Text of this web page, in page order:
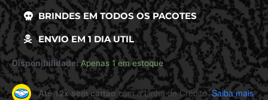
BRINDES EM TODOS OS PACOTES
ENVIO EM 1 DIA UTIL
Disponibilidade: Apenas 1 em estoque
Até 12x sem cartão com a Linha de Crédito. Saiba mais